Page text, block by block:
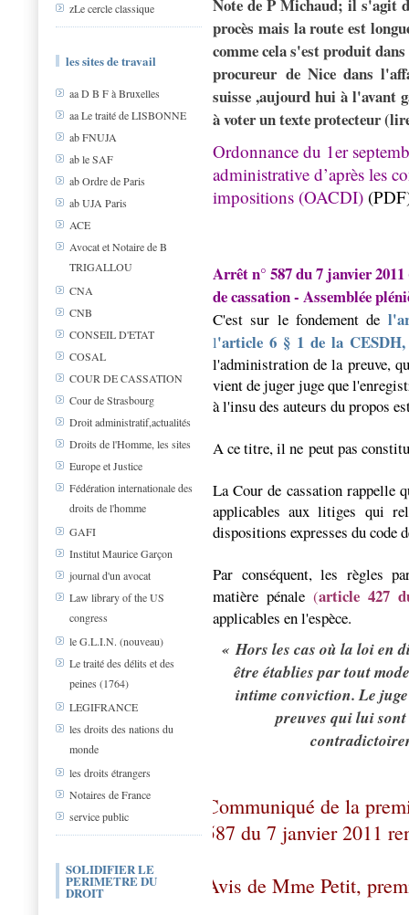
zLe cercle classique
les sites de travail
aa D B F à Bruxelles
aa Le traité de LISBONNE
ab FNUJA
ab le SAF
ab Ordre de Paris
ab UJA Paris
ACE
Avocat et Notaire de B
TRIGALLOU
CNA
CNB
CONSEIL D'ETAT
COSAL
COUR DE CASSATION
Cour de Strasbourg
Droit administratif,actualités
Droits de l'Homme, les sites
Europe et Justice
Fédération internationale des
droits de l'homme
GAFI
Institut Maurice Garçon
journal d'un avocat
Law library of the US
congress
le G.L.I.N. (nouveau)
Le traité des délits et des
peines (1764)
LEGIFRANCE
les droits des nations du
monde
les droits étrangers
Notaires de France
service public
SOLIDIFIER LE
PERIMETRE DU
DROIT
Note de P Michaud; il s'agit
procès mais la route est
comme cela s'est produit
procureur de Nice dans
suisse ,aujourd hui à l'avant
à voter un texte protecteur
Ordonnance du 1er
administrative d’après les
impositions (OACDI)
Arrêt n° 587 du 7 janvier
de cassation - Assemblée
C'est sur le fondement de
l'article 6 § 1 de la CESDH,
l'administration de la preuve,
vient de juger juge que
à l'insu des auteurs du propos
A ce titre, il ne peut pas
La Cour de cassation rappelle
applicables aux litiges qui
dispositions expresses du code
Par conséquent, les règles
matière pénale (article 427
applicables en l'espèce.
« Hors les cas où la loi en
être établies par tout
intime conviction. Le
preuves qui lui
Communiqué de la
587 du 7 janvier 2011
Avis de Mme Petit,